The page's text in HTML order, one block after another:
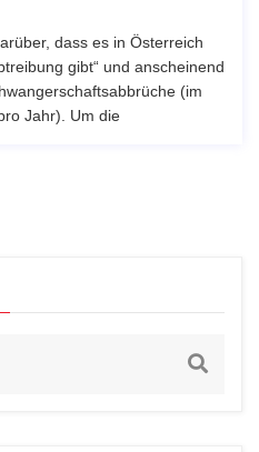
dass es in Österreich
gibt“ und anscheinend
(im
Jahr). Um die